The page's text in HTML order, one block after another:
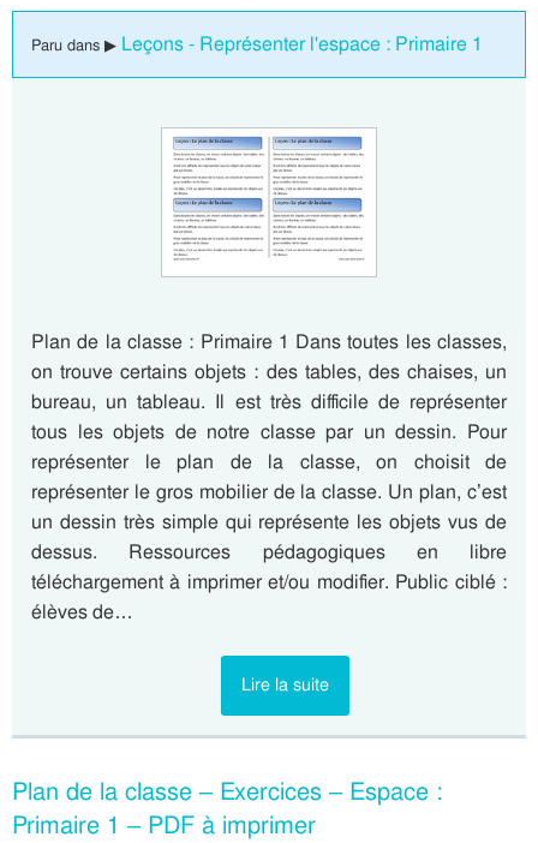
Paru dans ▶ Leçons - Représenter l'espace : Primaire 1
Plan de la classe : Primaire 1 Dans toutes les classes,
on trouve certains objets : des tables, des chaises, un
bureau, un tableau. Il est très difficile de représenter
tous les objets de notre classe par un dessin. Pour
représenter le plan de la classe, on choisit de
représenter le gros mobilier de la classe. Un plan, c’est
un dessin très simple qui représente les objets vus de
dessus. Ressources pédagogiques en libre
téléchargement à imprimer et/ou modifier. Public ciblé :
élèves de…
Lire la suite
Plan de la classe – Exercices – Espace :
Primaire 1 – PDF à imprimer